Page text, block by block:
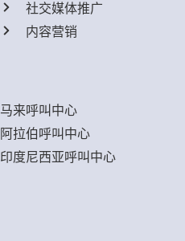
社交媒体推广
内容营销
马来呼叫中心
阿拉伯呼叫中心
印度尼西亚呼叫中心